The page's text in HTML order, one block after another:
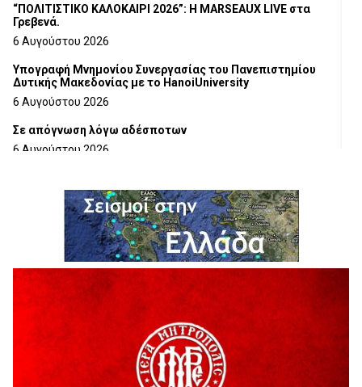
“ΠΟΛΙΤΙΣΤΙΚΟ ΚΑΛΟΚΑΙΡΙ 2026”: Η MARSEAUX LIVE στα
Γρεβενά.
6 Αυγούστου 2026
Υπογραφή Μνημονίου Συνεργασίας του Πανεπιστημίου
Δυτικής Μακεδονίας με το HanoiUniversity
6 Αυγούστου 2026
Σε απόγνωση λόγω αδέσποτων
6 Αυγούστου 2026
6 Αυγούστου 2026
Ολοκληρώνεται η ασφαλτόστρωση της οδού Περιβόλι –
6 Αυγούστου 2026
H παραδοχή λαθών είναι (και) δύναμη
5 Αυγούστου 2026
Ο ΑΝΔΡΕΑΣ ΑΣΛΑΝΙΔΗΣ ΣΥΝΕΧΙΖΕΙ ΣΤΟΝ ΠΡΩΤΕΑ
ΓΡΕΒΕΝΩΝ
5 Αυγούστου 2026